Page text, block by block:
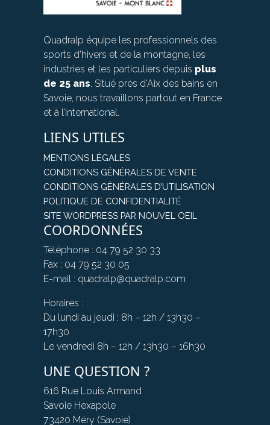
Quadralp équipe les professionnels des
sports d’hivers et de la montagne, les
industries et les particuliers depuis plus
de 25 ans. Situé près d’Aix des bains en
Savoie, nous travaillons partout en France
et à l’international.
LIENS UTILES
MENTIONS LÉGALES
CONDITIONS GÉNÉRALES DE VENTE
CONDITIONS GÉNÉRALES D’UTILISATION
POLITIQUE DE CONFIDENTIALITÉ
SITE WORDPRESS PAR NOUVEL OEIL
COORDONNÉES
Téléphone : 04 79 52 30 33
Fax : 04 79 52 30 05
E-mail : quadralp@quadralp.com
Horaires :
Du lundi au jeudi : 8h – 12h / 13h30 –
17h30
Le vendredi 8h – 12h / 13h30 – 16h30
UNE QUESTION ?
616 Rue Louis Armand
Savoie Hexapole
73420 Méry (Savoie)